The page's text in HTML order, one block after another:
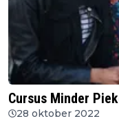
Cursus Minder
28 oktober 2022